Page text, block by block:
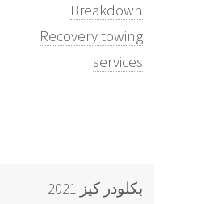
Breakdown
Recovery towing
services
بكلودر كيز 2021